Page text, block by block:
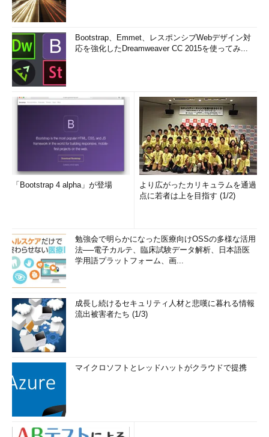
Bootstrap、Emmet、レスポンシブWebデザイン対
応を強化したDreamweaver CC 2015を使ってみ...
「Bootstrap 4 alpha」が登場
より広がったカリキュラムを通過
点に若者は上を目指す (1/2)
勉強会で明らかになった医療向けOSSの多様な活用
法──電子カルテ、臨床試験データ解析、日本語医
学用語プラットフォーム、画...
成長し続けるセキュリティ人材と悲嘆に暮れる情報
流出被害者たち (1/3)
マイクロソフトとレッドハットがクラウドで提携